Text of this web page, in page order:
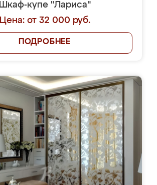
Шкаф-купе "Лариса"
Цена: от 32 000 руб.
ПОДРОБНЕЕ